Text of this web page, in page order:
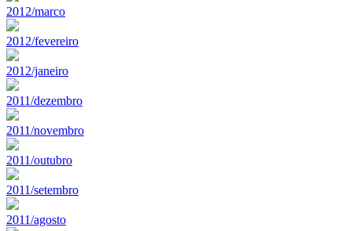
2012/marco
2012/fevereiro
2012/janeiro
2011/dezembro
2011/novembro
2011/outubro
2011/setembro
2011/agosto